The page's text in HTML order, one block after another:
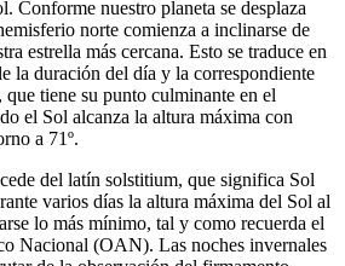
Conforme nuestro planeta se desplaza
norte comienza a inclinarse de
estrella más cercana. Esto se traduce en
la duración del día y la correspondiente
tiene su punto culminante en el
el Sol alcanza la altura máxima con
a 71º.
del latín solstitium, que significa Sol
varios días la altura máxima del Sol al
lo más mínimo, tal y como recuerda el
Nacional (OAN). Las noches invernales